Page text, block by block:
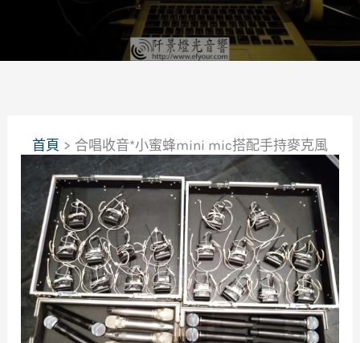
首頁 合唱收音*小蜜蜂mini mic搭配手持麥克風